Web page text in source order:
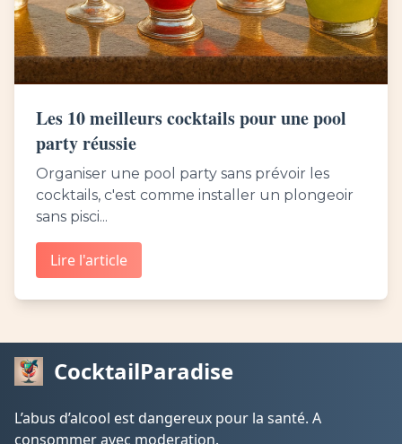
Les 10 meilleurs cocktails pour une pool
party réussie
Organiser une pool party sans prévoir les
cocktails, c'est comme installer un plongeoir
sans pisci...
Lire l'article
CocktailParadise
L’abus d’alcool est dangereux pour la santé. A
consommer avec moderation.